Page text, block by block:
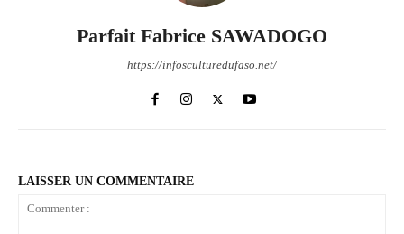
Parfait Fabrice SAWADOGO
https://infosculturedufaso.net/
LAISSER UN COMMENTAIRE